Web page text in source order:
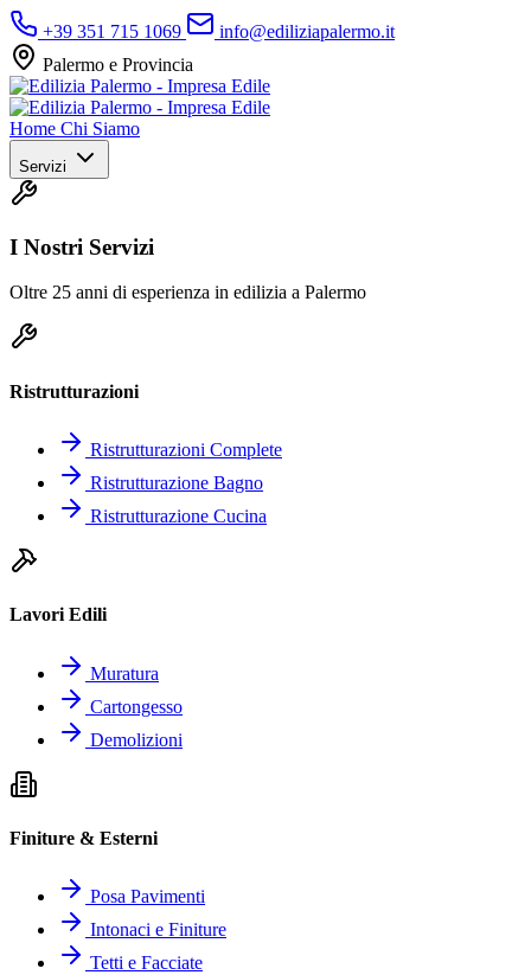
+39 351 715 1069
info@ediliziapalermo.it
Palermo e Provincia
Home Chi Siamo
Servizi
I Nostri Servizi
Oltre 25 anni di esperienza in edilizia a Palermo
Ristrutturazioni
Ristrutturazioni Complete
Ristrutturazione Bagno
Ristrutturazione Cucina
Lavori Edili
Muratura
Cartongesso
Demolizioni
Finiture & Esterni
Posa Pavimenti
Intonaci e Finiture
Tetti e Facciate